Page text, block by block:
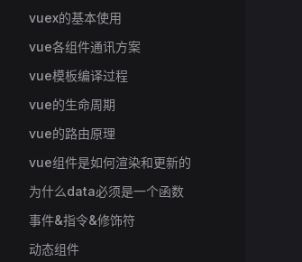
vuex的基本使用
vue各组件通讯方案
vue模板编译过程
vue的生命周期
vue的路由原理
vue组件是如何渲染和更新的
为什么data必须是一个函数
事件&指令&修饰符
动态组件